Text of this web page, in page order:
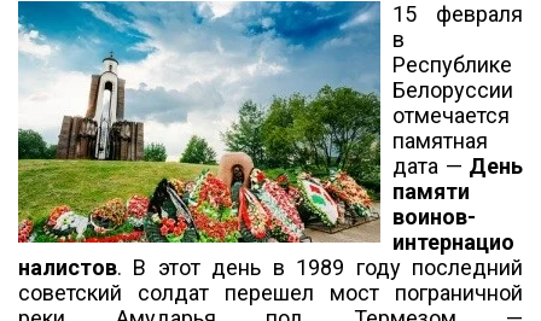
15 февраля
в
Республике
Белоруссии
отмечается
памятная
дата — День
памяти
воинов-
интернацио
налистов. В этот день в 1989 году последний
советский солдат перешел мост пограничной